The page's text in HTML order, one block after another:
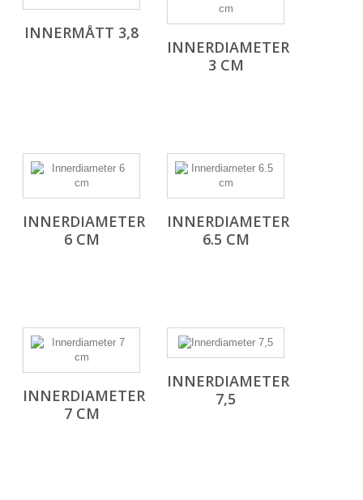
INNERMÅTT 3,8
INNERDIAMETER
3 CM
INNERDIAMETER
6 CM
INNERDIAMETER
6.5 CM
INNERDIAMETER
7 CM
INNERDIAMETER
7,5